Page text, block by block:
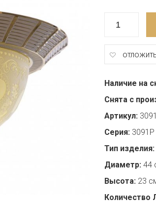
Наличие на
Снята с
Артикул:
Серия: 3091P
Тип изделия:
Диаметр: 44
Высота: 23
Количество